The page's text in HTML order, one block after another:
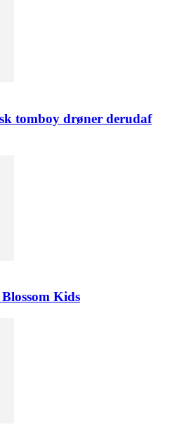
tomboy drøner derudaf
Kids